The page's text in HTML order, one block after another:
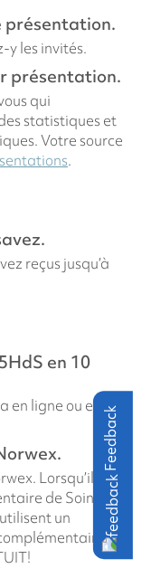
présentation.
y les invités.
présentation.
qui
statistiques et
Votre source
.
reçus jusqu’à
en 10
ligne ou en
Lorsqu’ils
de Soins de
un
Feedback